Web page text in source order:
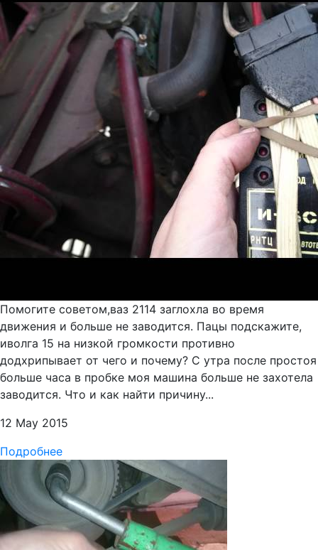
Помогите советом,ваз 2114 заглохла во время
движения и больше не заводится. Пацы подскажите,
иволга 15 на низкой громкости противно
додхрипывает от чего и почему? С утра после простоя
больше часа в пробке моя машина больше не захотела
заводится. Что и как найти причину...
12 May 2015
Подробнее